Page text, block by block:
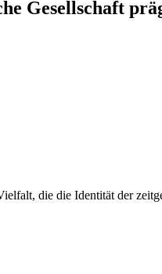
Gesellschaft
die die Identität der